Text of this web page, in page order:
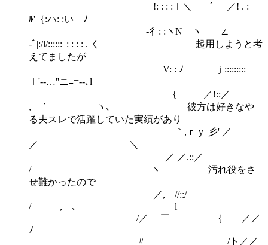
!: : : :ｌ＼ゝ= ´ ／! . :
ﾙ'｛:ハ: :い__ﾉ
‐彳: :ヽN ヽ ∠
-ﾞ|:/l/::::::| : : : : . く 起用しようと考
えてましたが
V: : ﾉ ￣ｊ:::::::::__
ｌ'-‐…''ニﾆ=‐-､l
ゝ { ／!::／
, ´ ヽ､ 彼方は好きなや
る夫スレで活躍していた実績があり
｀,ｒｙ 彡' ／
／ ＼
／ ／.::／
/ ヽ 汚れ役をさ
せ難かったので
／, //::/
/ , ､ l
/／ ￣ ｛ ／／
ﾉ |
〃 /ト／／